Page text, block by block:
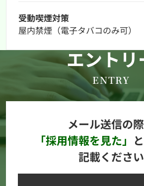
受動喫煙対策
屋内禁煙（電⼦タバコのみ可）
エントリ
ENTRY
メール送信の
「採用情報を見た」
記載ください